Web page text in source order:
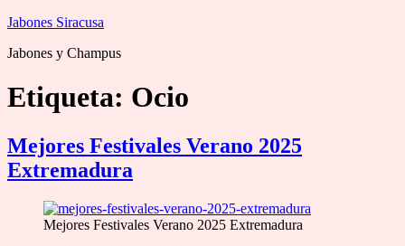
Saltar
contenido
Jabones Siracusa
Jabones y Champus
Etiqueta: Ocio
Mejores Festivales Verano 2025
Extremadura
Mejores Festivales Verano 2025 Extremadura